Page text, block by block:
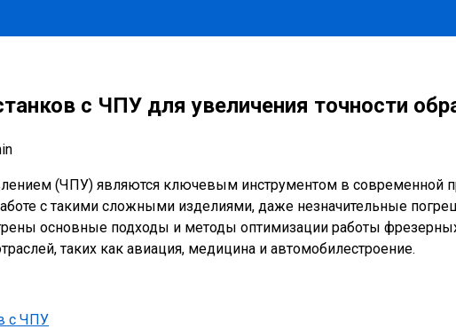
с ЧПУ для увеличения точности
(ЧПУ) являются ключевым инструментом в современной
с такими сложными изделиями, даже незначительные
основные подходы и методы оптимизации работы
таких как авиация, медицина и автомобилестроение.
с ЧПУ